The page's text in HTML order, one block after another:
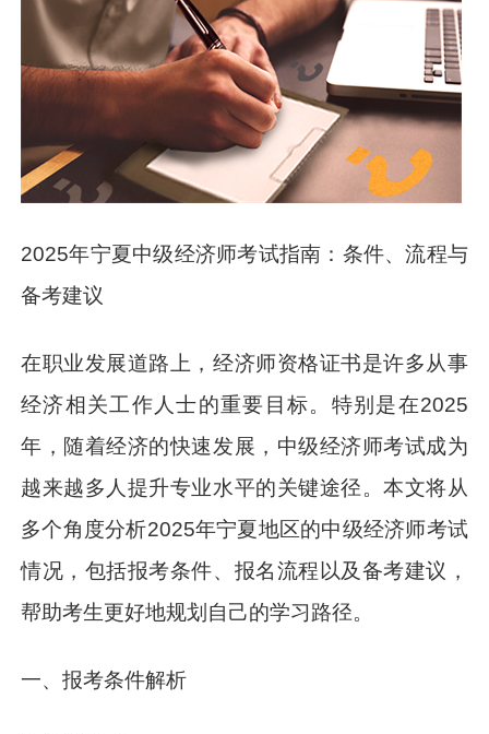
2025年宁夏中级经济师考试指南：条件、流程与
备考建议
在职业发展道路上，经济师资格证书是许多从事
经济相关工作人士的重要目标。特别是在2025
年，随着经济的快速发展，中级经济师考试成为
越来越多人提升专业水平的关键途径。本文将从
多个角度分析2025年宁夏地区的中级经济师考试
情况，包括报考条件、报名流程以及备考建议，
帮助考生更好地规划自己的学习路径。
一、报考条件解析